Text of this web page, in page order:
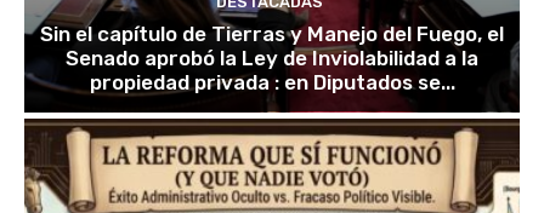
Sin el capítulo de Tierras y Manejo del Fuego, el
Senado aprobó la Ley de Inviolabilidad a la
propiedad privada : en Diputados se...